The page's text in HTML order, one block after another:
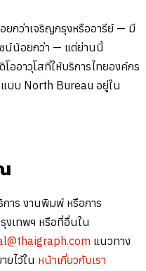
ยกว่าเจริญกรุงหรืออารีย์ — มี
น์น้อยกว่า — แต่ย่านนี้
อาวุโสที่ให้บริการไทยองค์กร
บบ North Bureau อยู่ใน
าร งานพิมพ์ หรือการ
งเทพฯ หรือที่อื่นใน
แนวทาง
ยไว้ใน หน้าเกี่ยวกับเรา